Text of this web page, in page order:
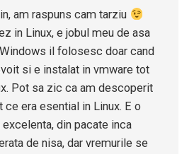
am raspuns cam tarziu
in Linux, e jobul meu de asa
Windows il folosesc doar cand
si e instalat in vmware tot
Pot sa zic ca am descoperit
ce era esential in Linux. E o
excelenta, din pacate inca
de nisa, dar vremurile se